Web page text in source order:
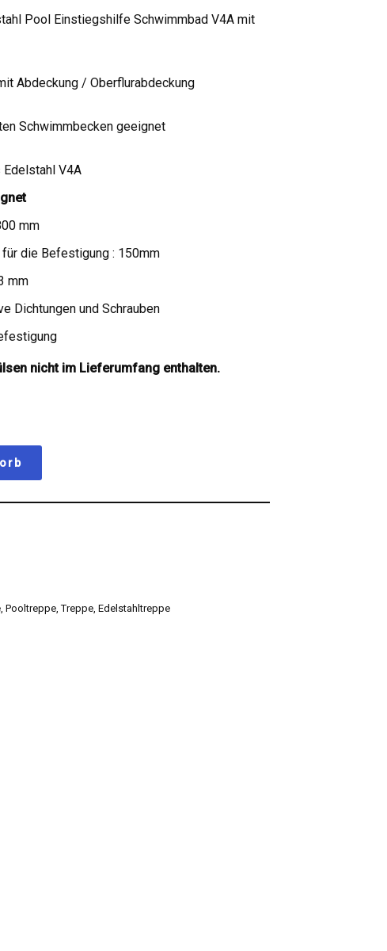
Pool Einstiegshilfe Schwimmbad V4A mit
Abdeckung / Oberflurabdeckung
Schwimmbecken geeignet
V4A
mm
die Befestigung : 150mm
mm
Dichtungen und Schrauben
nicht im Lieferumfang enthalten.
,Pooltreppe,Treppe,Edelstahltreppe